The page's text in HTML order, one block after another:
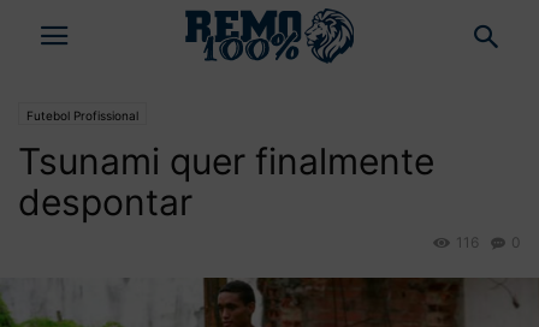
Futebol Profissional
Tsunami quer finalmente
despontar
0
116